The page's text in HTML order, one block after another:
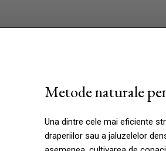
Metode naturale
Una dintre cele mai eficiente
draperiilor sau a jaluzelelor